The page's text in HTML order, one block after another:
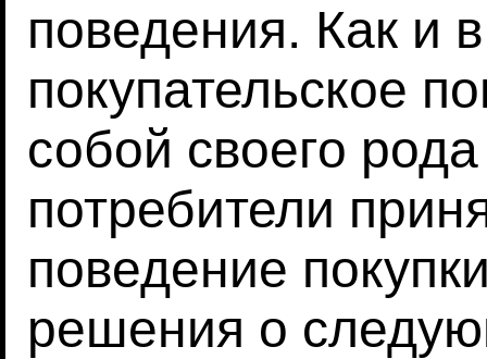
поведения. Как и
покупательское
собой своего
потребители
поведение
решения о